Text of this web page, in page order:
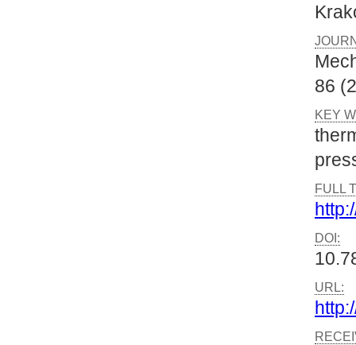
86
KEY
FULL
DOI:
URL: